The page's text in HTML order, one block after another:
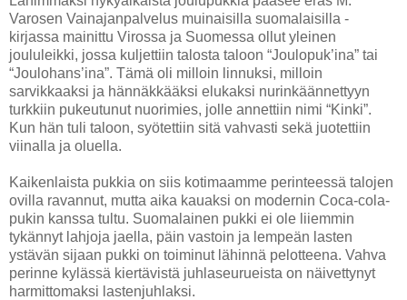
Varosen Vainajanpalvelus muinaisilla suomalaisilla -
kirjassa mainittu Virossa ja Suomessa ollut yleinen
joululeikki, jossa kuljettiin talosta taloon “Joulopuk’ina” tai
“Joulohans’ina”. Tämä oli milloin linnuksi, milloin
sarvikkaaksi ja hännäkkääksi elukaksi nurinkäännettyyn
turkkiin pukeutunut nuorimies, jolle annettiin nimi “Kinki”.
Kun hän tuli taloon, syötettiin sitä vahvasti sekä juotettiin
viinalla ja oluella.
Kaikenlaista pukkia on siis kotimaamme perinteessä talojen
ovilla ravannut, mutta aika kauaksi on modernin Coca-cola-
pukin kanssa tultu. Suomalainen pukki ei ole liiemmin
tykännyt lahjoja jaella, päin vastoin ja lempeän lasten
ystävän sijaan pukki on toiminut lähinnä pelotteena. Vahva
perinne kylässä kiertävistä juhlaseurueista on näivettynyt
harmittomaksi lastenjuhlaksi.